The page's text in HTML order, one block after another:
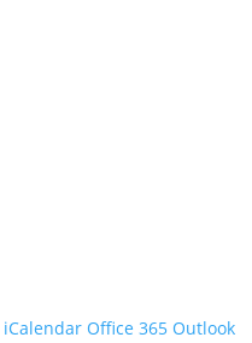
iCalendar Office 365 Outlook